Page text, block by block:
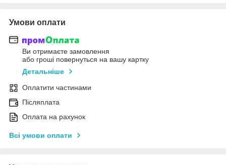
Умови оплати
Ви отримаєте замовлення
або гроші повернуться на вашу картку
Детальніше
Оплатити частинами
Післяплата
Оплата на рахунок
Всі умови оплати